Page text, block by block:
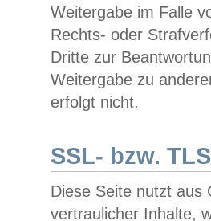
Weitergabe im Falle
Rechts- oder
Dritte zur
Weitergabe zu
erfolgt nicht.
SSL- bzw.
Diese Seite nutzt aus
vertraulicher Inhalte,